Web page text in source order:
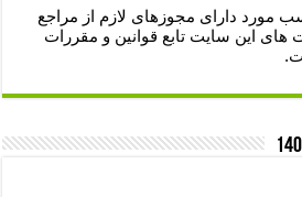
مورد دارای مجوزهای لازم از مراجع
های این سایت تابع قوانین و مقررات